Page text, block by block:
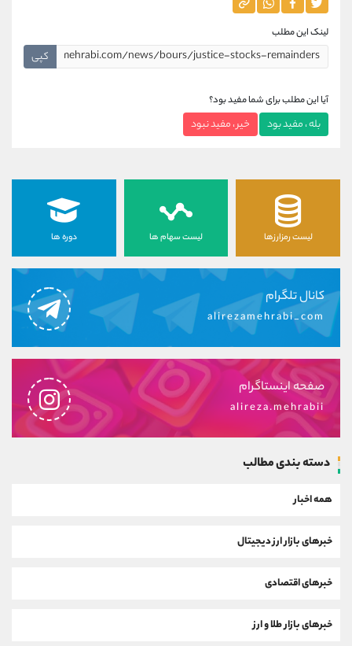
لینک این مطلب
کپی
آیا این مطلب برای شما مفید بود؟
بله ، مفید بود خیر ، مفید نبود
لیست رمزارزها لیست سهام ها دوره ها
کانال تلگرام
alirezamehrabi_com
صفحه اینستاگرام
alireza.mehrabii
دسته بندی مطالب
همه اخبار
خبرهای بازار ارز دیجیتال
خبرهای اقتصادی
خبرهای بازار طلا و ارز